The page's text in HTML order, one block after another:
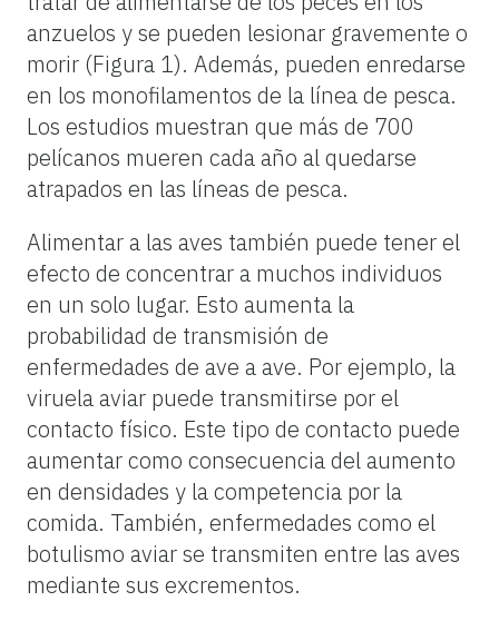
anzuelos y se pueden lesionar gravemente o
morir (Figura 1). Además, pueden enredarse
en los monofilamentos de la línea de pesca.
Los estudios muestran que más de 700
pelícanos mueren cada año al quedarse
atrapados en las líneas de pesca.
Alimentar a las aves también puede tener el
efecto de concentrar a muchos individuos
en un solo lugar. Esto aumenta la
probabilidad de transmisión de
enfermedades de ave a ave. Por ejemplo, la
viruela aviar puede transmitirse por el
contacto físico. Este tipo de contacto puede
aumentar como consecuencia del aumento
en densidades y la competencia por la
comida. También, enfermedades como el
botulismo aviar se transmiten entre las aves
mediante sus excrementos.